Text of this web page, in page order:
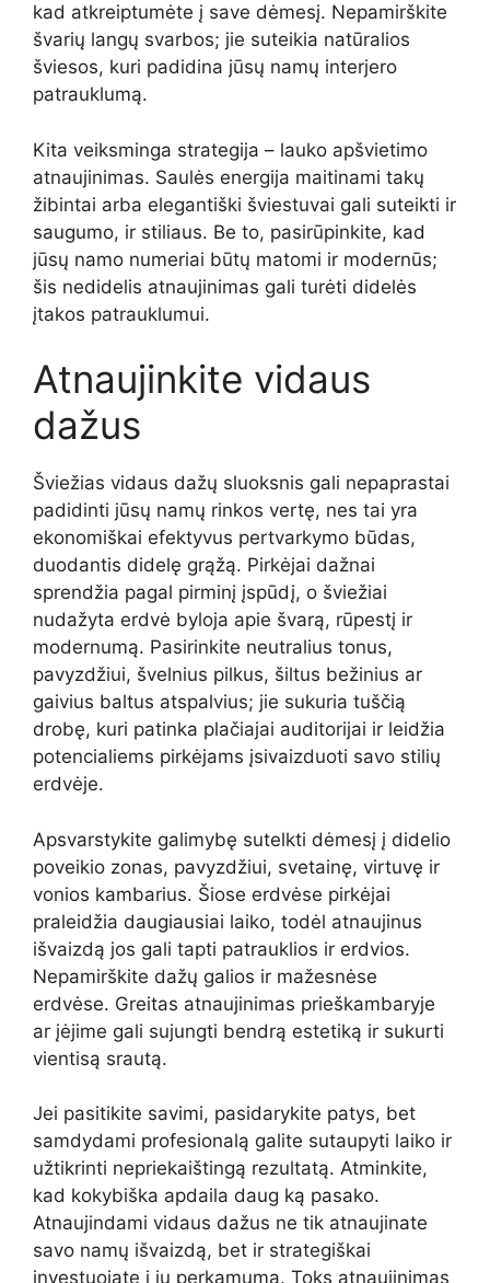
kad atkreiptumėte į save dėmesį. Nepamirškite
švarių langų svarbos; jie suteikia natūralios
šviesos, kuri padidina jūsų namų interjero
patrauklumą.
Kita veiksminga strategija – lauko apšvietimo
atnaujinimas. Saulės energija maitinami takų
žibintai arba elegantiški šviestuvai gali suteikti ir
saugumo, ir stiliaus. Be to, pasirūpinkite, kad
jūsų namo numeriai būtų matomi ir modernūs;
šis nedidelis atnaujinimas gali turėti didelės
įtakos patrauklumui.
Atnaujinkite vidaus
dažus
Šviežias vidaus dažų sluoksnis gali nepaprastai
padidinti jūsų namų rinkos vertę, nes tai yra
ekonomiškai efektyvus pertvarkymo būdas,
duodantis didelę grąžą. Pirkėjai dažnai
sprendžia pagal pirminį įspūdį, o šviežiai
nudažyta erdvė byloja apie švarą, rūpestį ir
modernumą. Pasirinkite neutralius tonus,
pavyzdžiui, švelnius pilkus, šiltus bežinius ar
gaivius baltus atspalvius; jie sukuria tuščią
drobę, kuri patinka plačiajai auditorijai ir leidžia
potencialiems pirkėjams įsivaizduoti savo stilių
erdvėje.
Apsvarstykite galimybę sutelkti dėmesį į didelio
poveikio zonas, pavyzdžiui, svetainę, virtuvę ir
vonios kambarius. Šiose erdvėse pirkėjai
praleidžia daugiausiai laiko, todėl atnaujinus
išvaizdą jos gali tapti patrauklios ir erdvios.
Nepamirškite dažų galios ir mažesnėse
erdvėse. Greitas atnaujinimas prieškambaryje
ar įėjime gali sujungti bendrą estetiką ir sukurti
vientisą srautą.
Jei pasitikite savimi, pasidarykite patys, bet
samdydami profesionalą galite sutaupyti laiko ir
užtikrinti nepriekaištingą rezultatą. Atminkite,
kad kokybiška apdaila daug ką pasako.
Atnaujindami vidaus dažus ne tik atnaujinate
savo namų išvaizdą, bet ir strategiškai
investuojate į jų perkamumą. Toks atnaujinimas